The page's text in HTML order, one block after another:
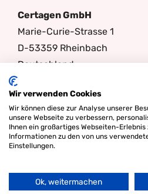
Filter
Certagen GmbH
Marie-Curie-Strasse 1
D-53359 Rheinbach
Deutschland
Email: info@certagen.de
Registergericht: Bonn HRB
Ust-ID-Nr.: DE247730580
Geschäftsführer: Prof. Dr.
Wir verwenden Cookies
Wir können diese zur Analyse unserer
unsere Webseite zu verbessern,
Ihnen ein großartiges Webseiten-
Informationen zu den von uns
Einstellungen.
Ok, weitermachen